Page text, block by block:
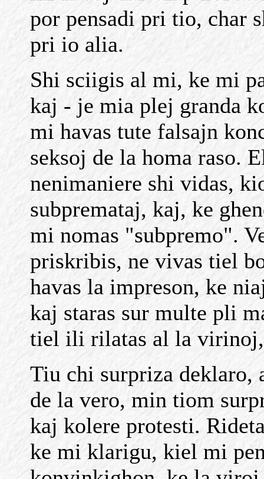
por pensadi pri tio, char
pri io alia.
Shi sciigis al mi, ke mi
kaj - je mia plej granda
mi havas tute falsajn
seksoj de la homa raso.
nenimaniere shi vidas,
subpremataj, kaj, ke
mi nomas "subpremo".
priskribis, ne vivas tiel
havas la impreson, ke
kaj staras sur multe pli
tiel ili rilatas al la
Tiu chi surpriza deklaro,
de la vero, min tiom
kaj kolere protesti.
ke mi klarigu, kiel mi